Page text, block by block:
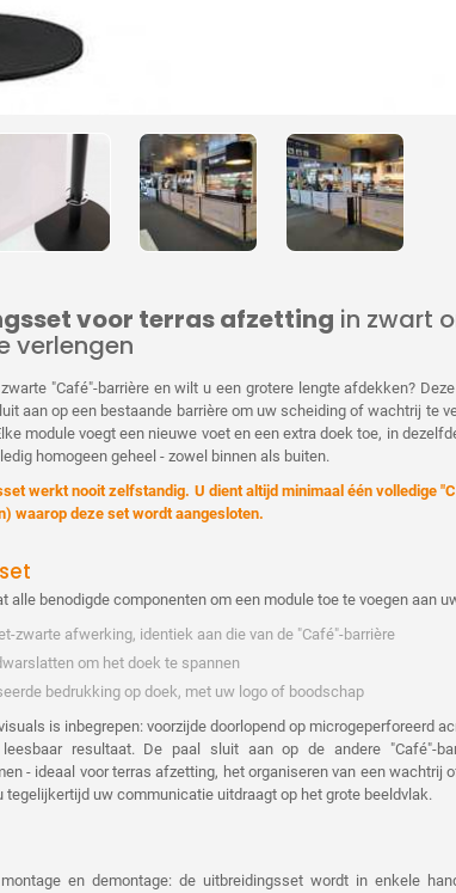
voor terras afzetting in zwart
verlengen
"Café"-barrière en wilt u een grotere lengte afdekken? Deze
aan op een bestaande barrière om uw scheiding of wachtrij te
module voegt een nieuwe voet en een extra doek toe, in
homogeen geheel - zowel binnen als buiten.
werkt nooit zelfstandig. U dient altijd minimaal één volledige
waarop deze set wordt aangesloten.
alle benodigde componenten om een module toe te voegen aan
zwarte afwerking, identiek aan die van de "Café"-barrière
om het doek te spannen
bedrukking op doek, met uw logo of boodschap
is inbegrepen: voorzijde doorlopend op microgeperforeerd
resultaat. De paal sluit aan op de andere "Café"-
- ideaal voor terras afzetting, het organiseren van een wachtrij
tegelijkertijd uw communicatie uitdraagt op het grote beeldvlak.
en demontage: de uitbreidingsset wordt in enkele